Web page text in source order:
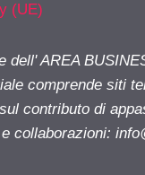
(UE)
dell' AREA
comprende siti
contributo di
collaborazioni: